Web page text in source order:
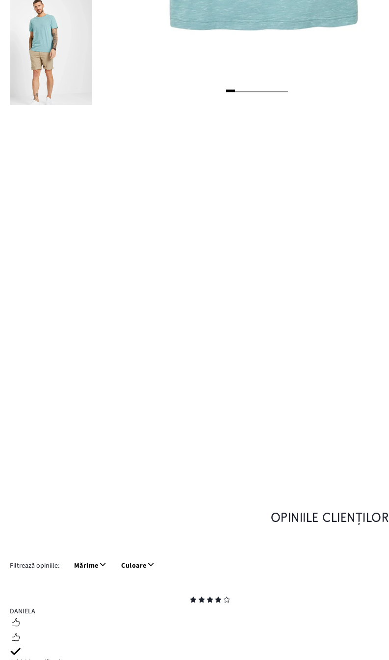
OPINIILE CLIENȚILOR
Filtrează opiniile: Mărime Culoare
4
DANIELA